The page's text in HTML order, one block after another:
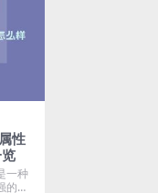
性
一种
的机